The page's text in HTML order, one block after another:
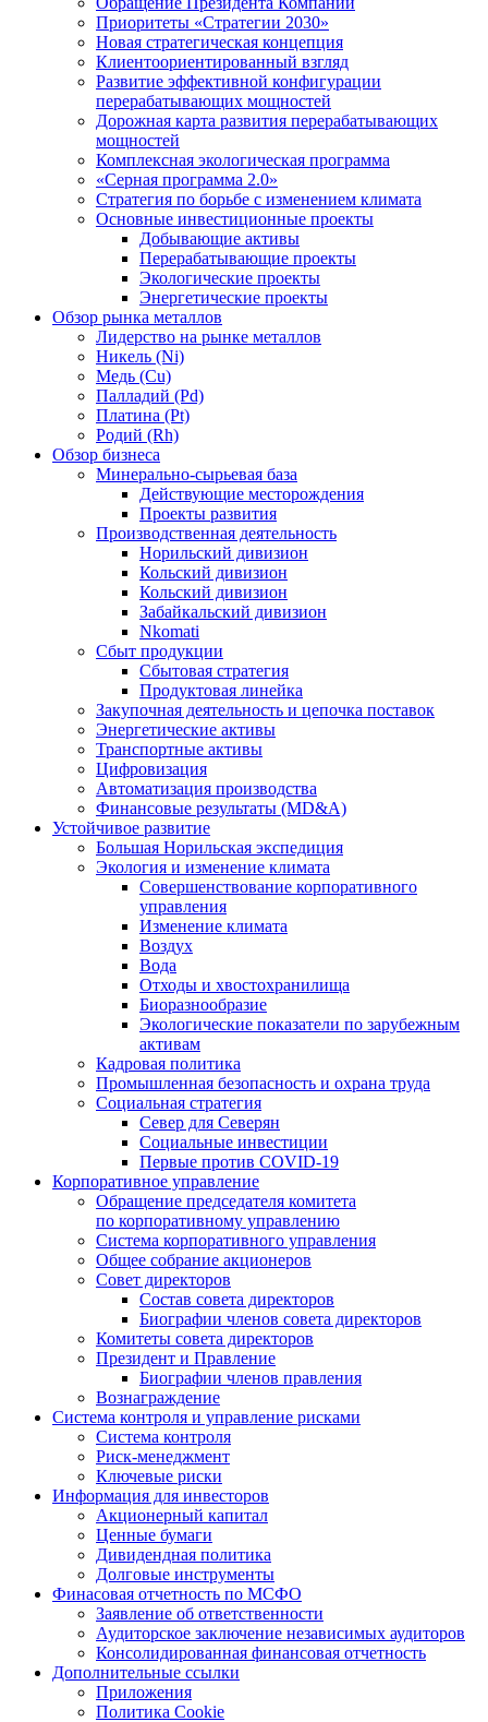
Приоритеты «Стратегии 2030»
Новая стратегическая концепция
Клиентоориентированный взгляд
Развитие эффективной конфигурации
перерабатывающих мощностей
Дорожная карта развития перерабатывающих
мощностей
Комплексная экологическая программа
«Серная программа 2.0»
Стратегия по борьбе с изменением климата
Основные инвестиционные проекты
Добывающие активы
Перерабатывающие проекты
Экологические проекты
Энергетические проекты
Обзор рынка металлов
Лидерство на рынке металлов
Никель (Ni)
Медь (Cu)
Палладий (Pd)
Платина (Pt)
Родий (Rh)
Обзор бизнеса
Минерально-сырьевая база
Действующие месторождения
Проекты развития
Производственная деятельность
Норильский дивизион
Кольский дивизион
Кольский дивизион
Забайкальский дивизион
Nkomati
Сбыт продукции
Сбытовая стратегия
Продуктовая линейка
Закупочная деятельность и цепочка поставок
Энергетические активы
Транспортные активы
Цифровизация
Автоматизация производства
Финансовые результаты (MD&A)
Устойчивое развитие
Большая Норильская экспедиция
Экология и изменение климата
Совершенствование корпоративного
управления
Изменение климата
Воздух
Вода
Отходы и хвостохранилища
Биоразнообразие
Экологические показатели по зарубежным
активам
Кадровая политика
Промышленная безопасность и охрана труда
Социальная стратегия
Север для Северян
Социальные инвестиции
Первые против COVID‑19
Корпоративное управление
Обращение председателя комитета
по корпоративному управлению
Система корпоративного управления
Общее собрание акционеров
Совет директоров
Состав совета директоров
Биографии членов совета директоров
Комитеты совета директоров
Президент и Правление
Биографии членов правления
Вознаграждение
Система контроля и управление рисками
Система контроля
Риск-менеджмент
Ключевые риски
Информация для инвесторов
Акционерный капитал
Ценные бумаги
Дивидендная политика
Долговые инструменты
Финасовая отчетность по МСФО
Заявление об ответственности
Аудиторское заключение независимых аудиторов
Консолидированная финансовая отчетность
Дополнительные ссылки
Приложения
Политика Cookie